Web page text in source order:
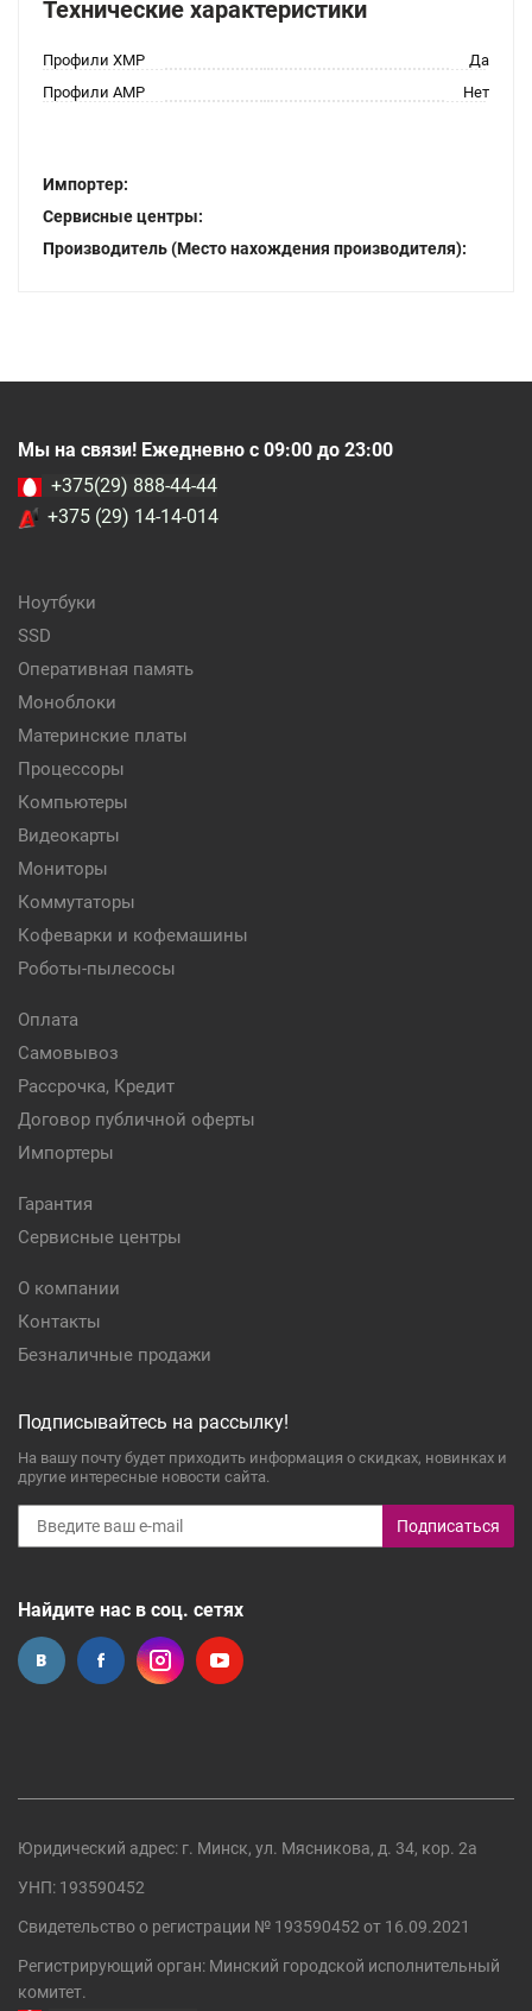
Технические характеристики
Профили XMP
Да
Профили AMP
Нет
Импортер:
Сервисные центры:
Производитель (Место нахождения производителя):
Мы на связи! Ежедневно с 09:00 до 23:00
+375(29) 888-44-44
+375 (29) 14-14-014
Ноутбуки
SSD
Оперативная память
Моноблоки
Материнские платы
Процессоры
Компьютеры
Видеокарты
Мониторы
Коммутаторы
Кофеварки и кофемашины
Роботы-пылесосы
Оплата
Самовывоз
Рассрочка, Кредит
Договор публичной оферты
Импортеры
Гарантия
Сервисные центры
О компании
Контакты
Безналичные продажи
Подписывайтесь на рассылку!
На вашу почту будет приходить информация о скидках, новинках и
другие интересные новости сайта.
Подписаться
Найдите нас в соц. сетях
Юридический адрес: г. Минск, ул. Мясникова, д. 34, кор. 2а
УНП: 193590452
Свидетельство о регистрации № 193590452 от 16.09.2021
Регистрирующий орган: Минский городской исполнительный
комитет.